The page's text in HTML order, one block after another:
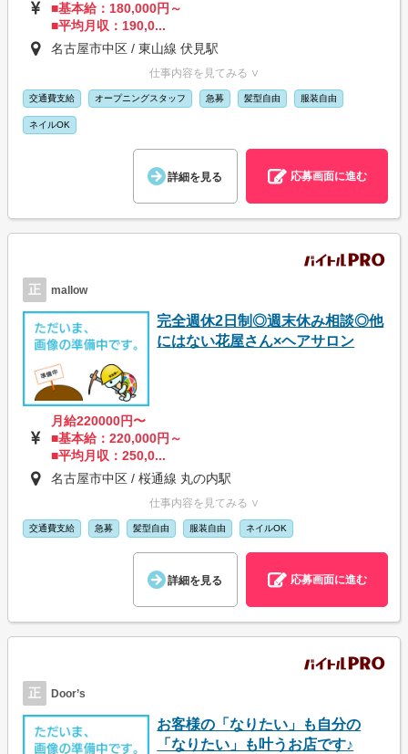
■基本給：180,000円～
■平均月収：190,0...
名古屋市中区 / 東山線 伏見駅
仕事内容を見てみる ∨
交通費支給 オープニングスタッフ 急募 髪型自由 服装自由
ネイルOK
詳細を見る 応募画面に進む
正 mallow
完全週休2日制◎週末休み相談◎他
にはない花屋さん×ヘアサロン
月給220000円〜
■基本給：220,000円～
■平均月収：250,0...
名古屋市中区 / 桜通線 丸の内駅
仕事内容を見てみる ∨
交通費支給 急募 髪型自由 服装自由 ネイルOK
詳細を見る 応募画面に進む
正 Door’s
お客様の「なりたい」も自分の
「なりたい」も叶うお店です♪